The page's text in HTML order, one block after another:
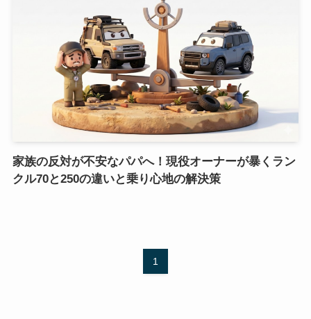
家族の反対が不安なパパへ！現役オーナーが暴くラン
クル70と250の違いと乗り心地の解決策
1